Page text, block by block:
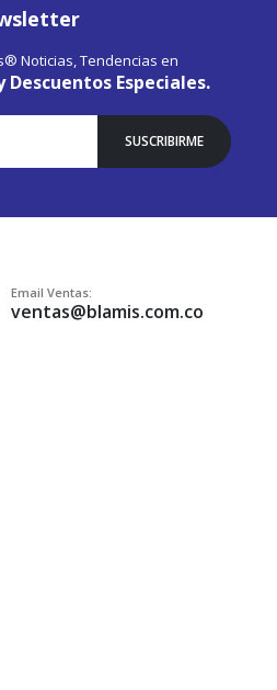
Noticias, Tendencias en
Descuentos Especiales.
SUSCRIBIRME
Email Ventas:
ventas@blamis.com.co